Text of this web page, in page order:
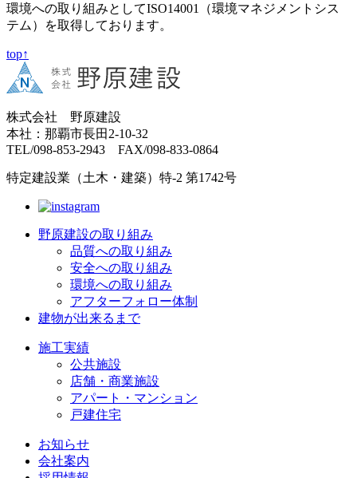
環境への取り組みとしてISO14001（環境マネジメントシス
テム）を取得しております。
top↑
株式会社 野原建設
本社：那覇市長田2-10-32
TEL/098-853-2943 FAX/098-833-0864
特定建設業（土木・建築）特-2 第1742号
野原建設の取り組み
品質への取り組み
安全への取り組み
環境への取り組み
アフターフォロー体制
建物が出来るまで
施工実績
公共施設
店舗・商業施設
アパート・マンション
戸建住宅
お知らせ
会社案内